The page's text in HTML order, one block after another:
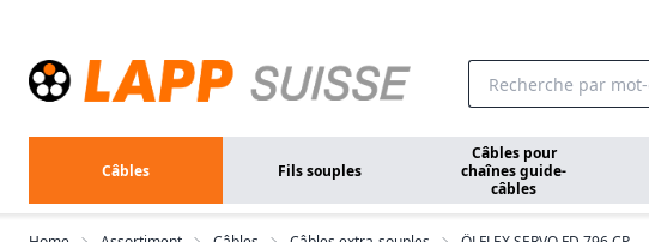
Câbles Fils souples
Câbles pour
chaînes guide-
câbles